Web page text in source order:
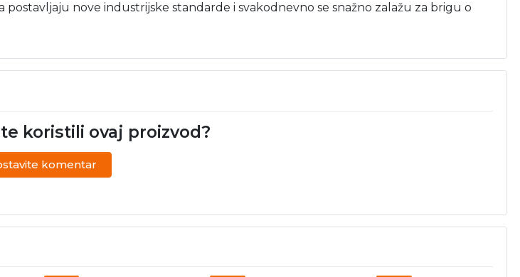
nove industrijske standarde i svakodnevno se snažno zalažu za brigu o
koristili ovaj proizvod?
komentar